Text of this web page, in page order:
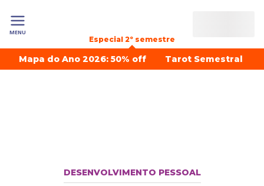
MENU
Especial 2º semestre
Mapa do Ano 2026: 50% off Tarot Semestral
DESENVOLVIMENTO PESSOAL